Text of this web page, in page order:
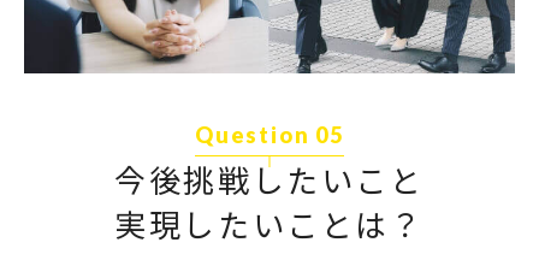
Question 05
今後挑戦したいこと
実現したいことは？